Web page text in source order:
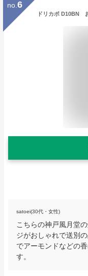
no. 6
satoei(30代・女性)
こちらの神戸風月堂
ジがおしゃれで送別
でアーモンドなどの
す。